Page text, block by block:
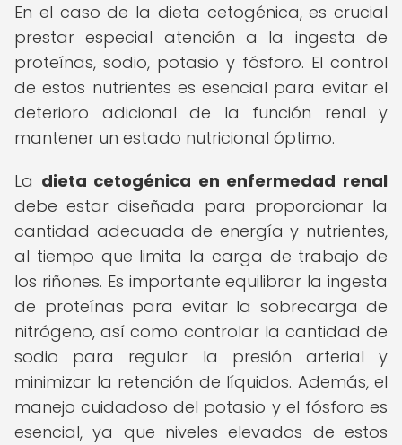
En el caso de la dieta cetogénica, es crucial
prestar especial atención a la ingesta de
proteínas, sodio, potasio y fósforo. El control
de estos nutrientes es esencial para evitar el
deterioro adicional de la función renal y
mantener un estado nutricional óptimo.
La dieta cetogénica en enfermedad renal
debe estar diseñada para proporcionar la
cantidad adecuada de energía y nutrientes,
al tiempo que limita la carga de trabajo de
los riñones. Es importante equilibrar la ingesta
de proteínas para evitar la sobrecarga de
nitrógeno, así como controlar la cantidad de
sodio para regular la presión arterial y
minimizar la retención de líquidos. Además, el
manejo cuidadoso del potasio y el fósforo es
esencial, ya que niveles elevados de estos